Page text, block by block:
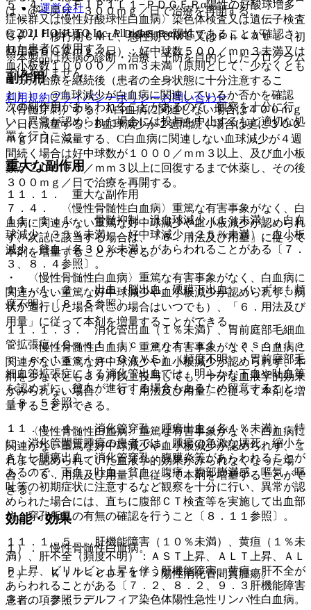
５．４． 〈ＦＩＰ１Ｌ１−ＰＤＧＦＲα陽性の好酸球増多
症候群又は慢性好酸球性白血病〉染色体検査又は遺伝子検査
によりＦＩＰ１Ｌ１−ＰＤＧＦＲα陽性であることが確認さ
れた患者に使用する。
副作用
次の副作用があらわれることがあるので、観察を十分に行
い、異常が認められた場合には投与を中止するなど適切な処
置を行うこと。
重大な副作用
１１．１． 重大な副作用
１１．１．１． 骨髄抑制：汎血球減少（１％未満）、白血
球減少（３５％未満）、好中球減少（２５％未満）、血小板
減少、貧血（各３０％未満）があらわれることがある〔７．
３、８．４参照〕。
１１．１．２． 出血（脳出血、硬膜下出血）（いずれも頻
度不明）〔８．５参照〕。
１１．１．３． 消化管出血（１％未満）、胃前庭部毛細血
管拡張症（Ｇａｓｔｒｉｃ ａｎｔｒａｌ ｖａｓｃｕｌａ
ｒ ｅｃｔａｓｉａ：ＧＡＶＥ）（頻度不明）：胃前庭部毛
細血管拡張症による消化管出血では、明らかな下血や吐血等
を認めずに、貧血が進行する場合もあるため留意すること
〔８．５参照〕。
１１．１．４． 消化管穿孔、腫瘍出血（各１％未満）：特
に、消化管間質腫瘍の患者では、腫瘍の急激な壊死・縮小を
きたし腫瘍出血、消化管穿孔、腹膜炎等があらわれることが
あるので、下血、吐血、貧血、腹痛、腹部膨満感、嘔気、嘔
吐等の初期症状に注意するなど観察を十分に行い、異常が認
められた場合には、直ちに腹部ＣＴ検査等を実施して出血部
位、穿孔所見の有無の確認を行うこと〔８．１１参照〕。
１１．１．５． 肝機能障害（１０％未満）、黄疸（１％未
満）、肝不全（頻度不明）：ＡＳＴ上昇、ＡＬＴ上昇、ＡＬ
Ｐ上昇、ビリルビン上昇を伴う肝機能障害、黄疸、肝不全が
あらわれることがある〔７．２、８．２、９．３肝機能障害
患者の項参照〕。
は、@へ戻り、３００ｍｇ／日で治療を再開する。
３）． 移行期ＣＭＬ、急性期ＣＭＬ又はＰｈ＋ＡＬＬ（初
回用量６００ｍｇ／日）：好中球数５００／ｍｍ３未満又は
血小板数１００００／ｍｍ３未満（原則として、少なくとも
１ヵ月治療を継続後（患者の全身状態に十分注意するこ
と））；@血球減少が白血病に関連しているか否かを確認
（骨髄穿刺）する、A白血病に関連しない場合は４００ｍｇ
／日に減量する、B血球減少が２週間続く場合は更に３００
ｍｇ／日に減量する、C白血病に関連しない血球減少が４週
間続く場合は好中球数が１０００／ｍｍ３以上、及び血小板
数が２００００／ｍｍ３以上に回復するまで休薬し、その後
３００ｍｇ／日で治療を再開する。
７．４． 〈慢性骨髄性白血病〉重篤な有害事象がなく、白
血病に関連がない重篤な好中球減少や血小板減少が認められ
ず、次記に該当する場合は、「６．用法及び用量」に従って
本剤を増量することができる。
・ 〈慢性骨髄性白血病〉重篤な有害事象がなく、白血病に
関連がない重篤な好中球減少や血小板減少が認められず、病
状が進行した場合（この場合はいつでも）、「６．用法及び
用量」に従って本剤を増量することができる。
・ 〈慢性骨髄性白血病〉重篤な有害事象がなく、白血病に
関連がない重篤な好中球減少や血小板減少が認められず、本
剤を少なくとも３ヵ月以上投与しても、十分な血液学的効果
がみられない場合、「６．用法及び用量」に従って本剤を増
量することができる。
・ 〈慢性骨髄性白血病〉重篤な有害事象がなく、白血病に
関連がない重篤な好中球減少や血小板減少が認められず、こ
れまで認められていた血液学的効果がみられなくなった場
合、「６．用法及び用量」に従って本剤を増量することがで
きる。
効能・効果
１）． 慢性骨髄性白血病。
２）． ＫＩＴ＜ＣＤ１１７＞陽性消化管間質腫瘍。
３）． フィラデルフィア染色体陽性急性リンパ性白血病。
運営会社
© 2021 HOKUTO Inc. All rights reserved.
※本製品は疾病の診断・治療・予防を目的としたプログラム
ではありません。
利用規約プライバシーポリシーお問い合わせ